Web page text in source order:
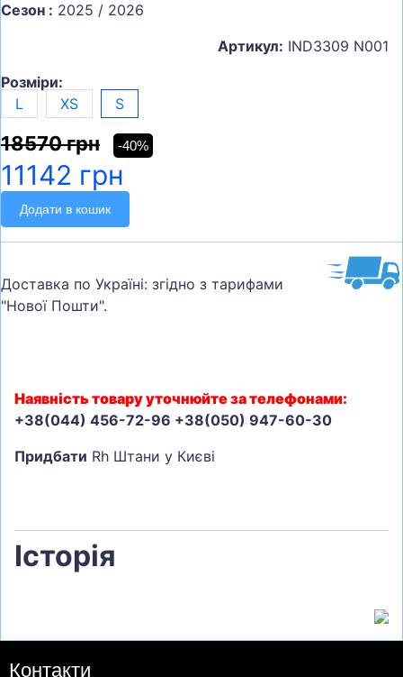
Сезон : 2025 / 2026
Артикул: IND3309 N001
Розміри:
L
XS S
18570 грн -40%
11142 грн
Додати в кошик
Доставка по Україні: згідно з тарифами
"Нової Пошти".
Наявність товару уточнюйте за телефонами:
+38(044) 456-72-96 +38(050) 947-60-30
Придбати Rh Штани у Києві
Історія
Контакти